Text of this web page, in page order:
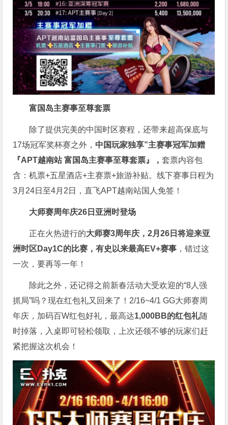
富国岛主赛事至尊套票
除了提供完美的中国时区赛程，还带来超高保底与
17场冠军奖杯赛之外， 中国玩家独享”主赛事冠军加赠
『APT越南站 富国岛主赛事至尊套票』，套票内容包
含：机票+五星酒店+主赛票+旅游补贴。线下赛事日程为
3月24日至4月2日，直飞APT越南站国人免签！
大师赛周年庆26日亚洲时登场
正在火热进行的大师赛3周年庆，2月26日将迎来亚
洲时区Day1C的比赛，有史以来最高EV+赛事 ，错过这
一次，要再等一年！
除此之外，还记得之前新春活动大受欢迎的“8人强
抓局”吗？现在红包礼又回来了！2/16~4/1 GG大师赛周
年庆，加码百W红包好礼，最高达1,000BB的红包礼随
时掉落，入桌即可轻松领取，上次还领不够的玩家们赶
紧把握这次机会！